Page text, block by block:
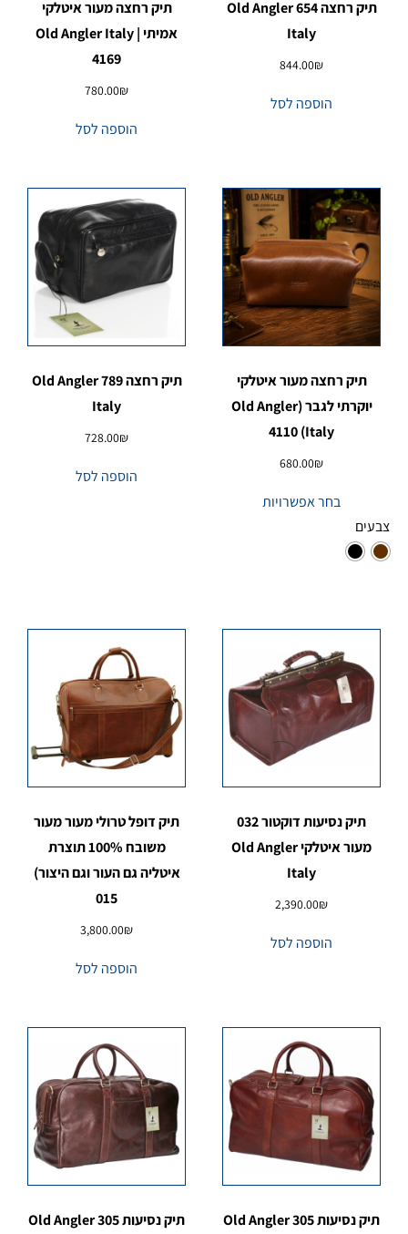
תיק רחצה 654 Old Angler
Italy
844.00₪
הוספה לסל
תיק רחצה מעור איטלקי
אמיתי | Old Angler Italy
4169
780.00₪
הוספה לסל
תיק רחצה מעור איטלקי
יוקרתי לגבר (Old Angler
Italy) 4110
680.00₪
בחר אפשרויות
צבעים
תיק רחצה 789 Old Angler
Italy
728.00₪
הוספה לסל
תיק נסיעות דוקטור 032
מעור איטלקי Old Angler
Italy
2,390.00₪
הוספה לסל
תיק דופל טרולי מעור מעור
משובח 100% תוצרת
איטליה גם העור וגם היצור)
015
3,800.00₪
הוספה לסל
תיק נסיעות 305 Old Angler
תיק נסיעות 305 Old Angler